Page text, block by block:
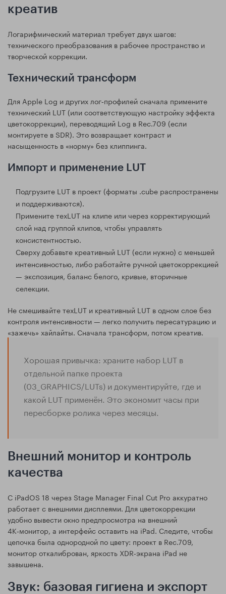
креатив
Логарифмический материал требует двух шагов:
технического преобразования в рабочее пространство и
творческой коррекции.
Технический трансформ
Для Apple Log и других лог‑профилей сначала примените
технический LUT (или соответствующую настройку эффекта
цветокоррекции), переводящий Log в Rec.709 (если
монтируете в SDR). Это возвращает контраст и
насыщенность в «норму» без клиппинга.
Импорт и применение LUT
Подгрузите LUT в проект (форматы .cube распространены
и поддерживаются).
Примените техLUT на клипе или через корректирующий
слой над группой клипов, чтобы управлять
консистентностью.
Сверху добавьте креативный LUT (если нужно) с меньшей
интенсивностью, либо работайте ручной цветокоррекцией
— экспозиция, баланс белого, кривые, вторичные
селекции.
Не смешивайте техLUT и креативный LUT в одном слое без
контроля интенсивности — легко получить пересатурацию и
«зажечь» хайлайты. Сначала трансформ, потом креатив.
Хорошая привычка: храните набор LUT в
отдельной папке проекта
(03_GRAPHICS/LUTs) и документируйте, где и
какой LUT применён. Это экономит часы при
пересборке ролика через месяцы.
Внешний монитор и контроль
качества
С iPadOS 18 через Stage Manager Final Cut Pro аккуратно
работает с внешними дисплеями. Для цветокоррекции
удобно вывести окно предпросмотра на внешний
4K‑монитор, а интерфейс оставить на iPad. Следите, чтобы
цепочка была однородной по цвету: проект в Rec.709,
монитор откалиброван, яркость XDR‑экрана iPad не
завышена.
Звук: базовая гигиена и экспорт